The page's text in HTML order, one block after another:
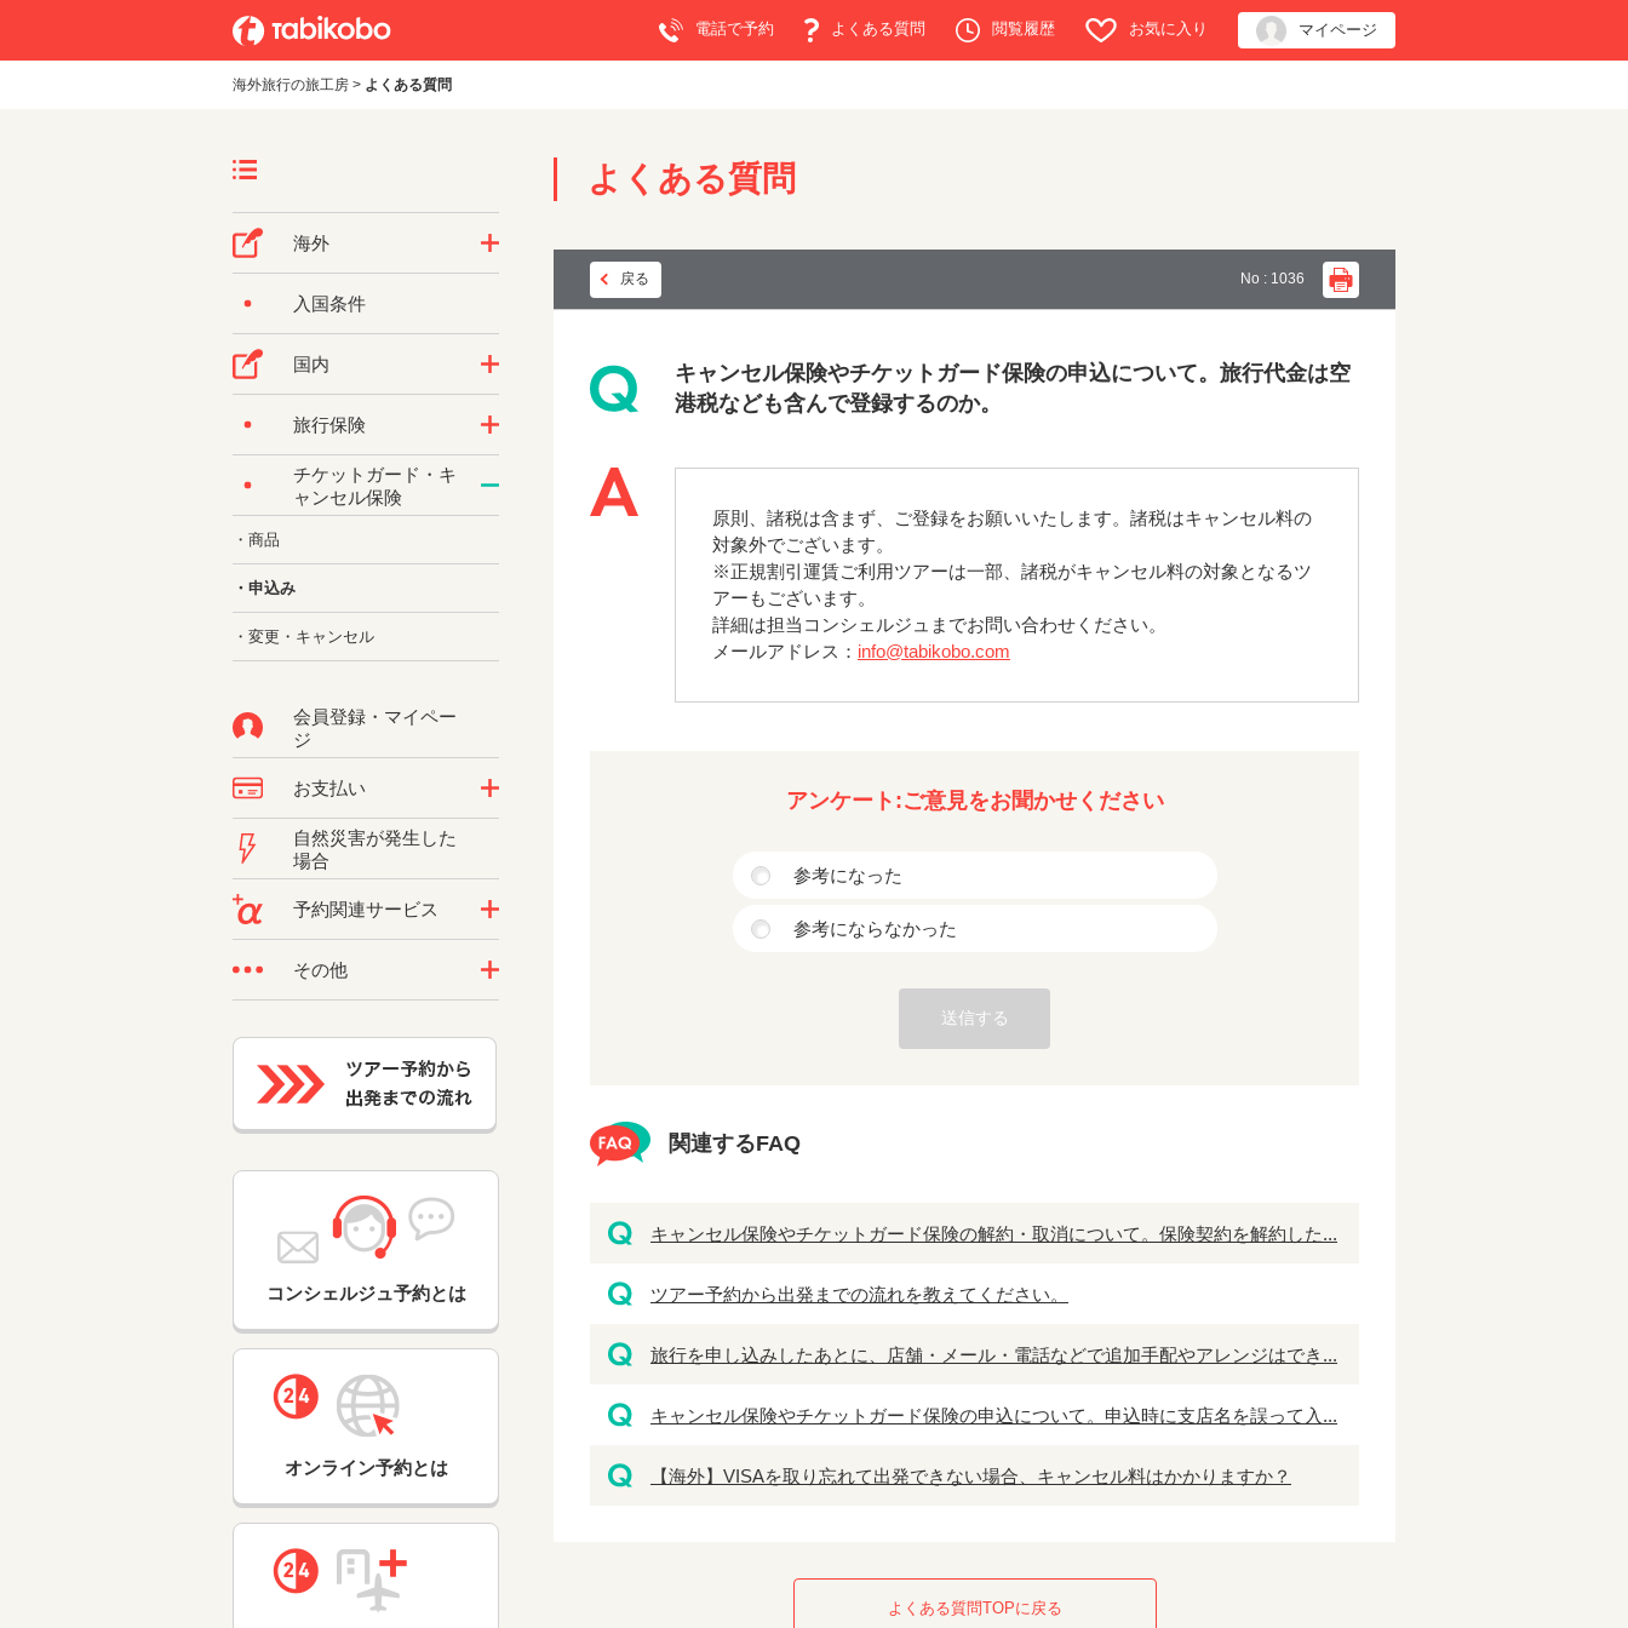
電話で予約 よくある質問 閲覧履歴 お気に入り マイページ
海外旅行の旅工房 > よくある質問
海外
入国条件
国内
旅行保険
チケットガード・キ
ャンセル保険
・商品
・申込み
・変更・キャンセル
会員登録・マイペー
ジ
お支払い
自然災害が発生した
場合
予約関連サービス
その他
コンシェルジュ予約とは
オンライン予約とは
よくある質問
戻る No : 1036
キャンセル保険やチケットガード保険の申込について。旅行代金は空
港税なども含んで登録するのか。
原則、諸税は含まず、ご登録をお願いいたします。諸税はキャンセル料の
対象外でございます。
※正規割引運賃ご利用ツアーは一部、諸税がキャンセル料の対象となるツ
アーもございます。
詳細は担当コンシェルジュまでお問い合わせください。
メールアドレス： info@tabikobo.com
アンケート:ご意見をお聞かせください
参考になった
参考にならなかった
関連するFAQ
キャンセル保険やチケットガード保険の解約・取消について。保険契約を解約した...
ツアー予約から出発までの流れを教えてください。
旅行を申し込みしたあとに、店舗・メール・電話などで追加手配やアレンジはでき...
キャンセル保険やチケットガード保険の申込について。申込時に支店名を誤って入...
【海外】VISAを取り忘れて出発できない場合、キャンセル料はかかりますか？
よくある質問TOPに戻る